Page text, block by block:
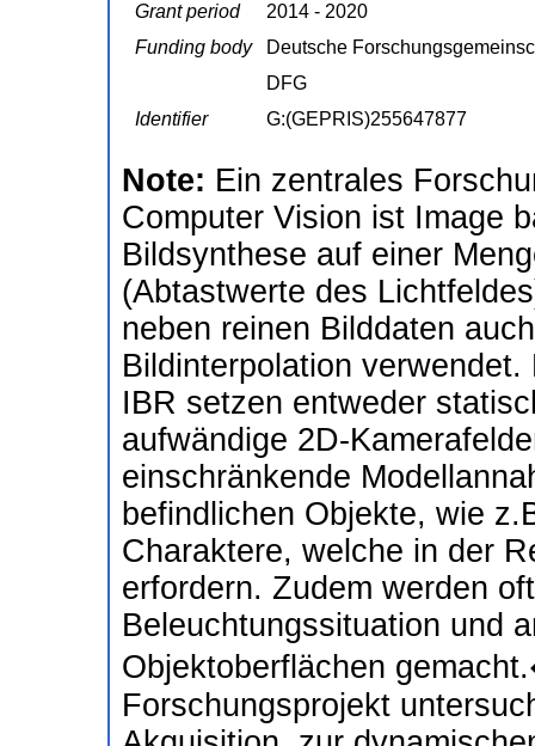
Grant period
2014 - 2020
Funding body
Deutsche
DFG
Identifier
G:(GEPRIS)255647877
Note: Ein zentrales
Computer Vision ist Image
Bildsynthese auf einer
(Abtastwerte des
neben reinen Bilddaten
Bildinterpolation
IBR setzen entweder
aufwändige 2D-
einschränkende
befindlichen Objekte, wie
Charaktere, welche in der
erfordern. Zudem werden
Beleuchtungssituation und
Objektoberflächen
Forschungsprojekt